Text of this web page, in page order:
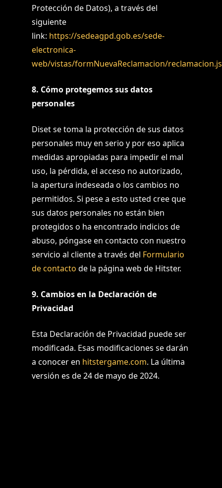
Protección de Datos), a través del
siguiente
link: https://sedeagpd.gob.es/sede-
electronica-
web/vistas/formNuevaReclamacion/
8. Cómo protegemos sus datos
personales
Diset se toma la protección de sus datos
personales muy en serio y por eso aplica
medidas apropiadas para impedir el mal
uso, la pérdida, el acceso no autorizado,
la apertura indeseada o los cambios no
permitidos. Si pese a esto usted cree que
sus datos personales no están bien
protegidos o ha encontrado indicios de
abuso, póngase en contacto con nuestro
servicio al cliente a través del Formulario
de contacto de la página web de Hitster.
9. Cambios en la Declaración de
Privacidad
Esta Declaración de Privacidad puede ser
modificada. Esas modificaciones se darán
a conocer en hitstergame.com. La última
versión es de 24 de mayo de 2024.